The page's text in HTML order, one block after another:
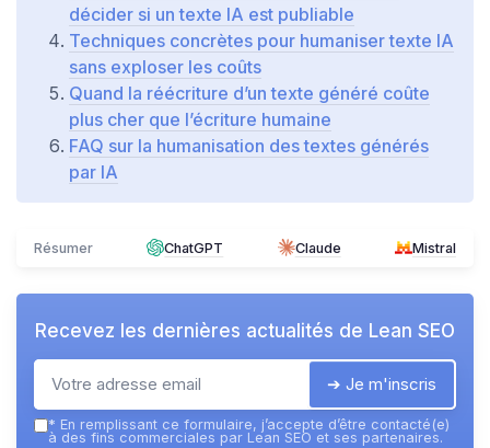
décider si un texte IA est publiable
Techniques concrètes pour humaniser texte IA
sans exploser les coûts
Quand la réécriture d’un texte généré coûte
plus cher que l’écriture humaine
FAQ sur la humanisation des textes générés
par IA
Résumer ChatGPT Claude Mistral
Recevez les dernières actualités de Lean SEO
➔ Je m'inscris
* En remplissant ce formulaire, j’accepte d’être contacté(e)
à des fins commerciales par Lean SEO et ses partenaires.